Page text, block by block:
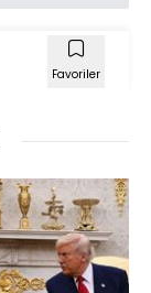
Favoriler